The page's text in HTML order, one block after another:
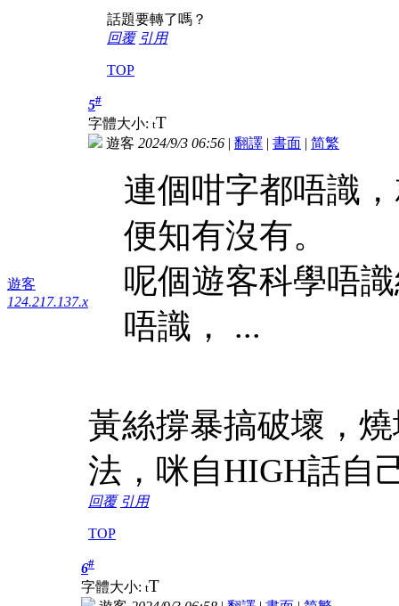
話題要轉了嗎？
回覆 引用
TOP
遊客
124.217.137.x
5#
字體大小: tT
遊客 2024/9/3 06:56 | 翻譯 | 書面 | 简繁
連個咁字都唔識
便知有沒有。
呢個遊客科學唔
唔識， ...
黃絲撐暴搞破壞，
法，咪自HIGH話自
回覆 引用
TOP
6#
字體大小: tT